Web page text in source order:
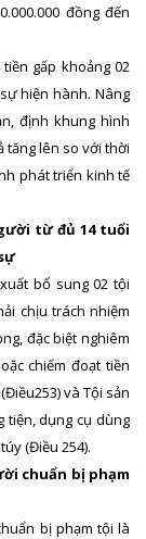
đồng đến
gấp khoảng 02
hiện hành. Nâng
định khung hình
tăng lên so với thời
phát triển kinh tế
từ đủ 14 tuổi
bổ sung 02 tội
chịu trách nhiệm
đặc biệt nghiêm
chiếm đoạt tiền
và Tội sản
tiện, dụng cụ dùng
(Điều 254).
chuẩn bị phạm
bị phạm tội là